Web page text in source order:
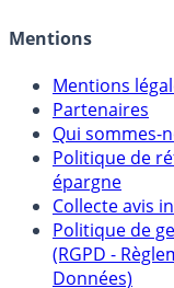
Crédit
Mentions
Mentions
Partenaires
Qui sommes-
Politique de
épargne
Collecte avis
Politique de